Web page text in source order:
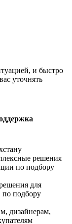
и быстро
уточнять
для
по подбору